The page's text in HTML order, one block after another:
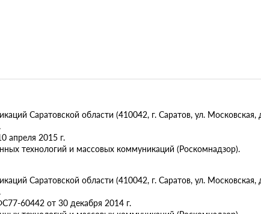
Саратовской области (410042, г. Саратов, ул. Московская,
апреля 2015 г.
технологий и массовых коммуникаций (Роскомнадзор).
Саратовской области (410042, г. Саратов, ул. Московская,
60442 от 30 декабря 2014 г.